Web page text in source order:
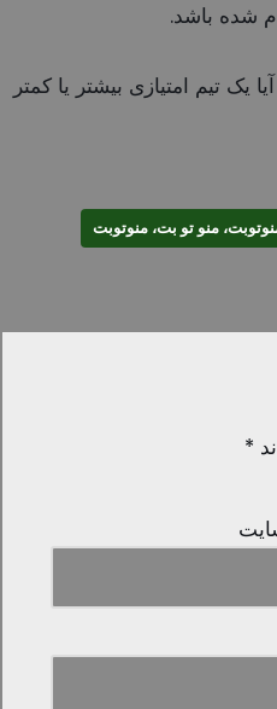
شده باشد.
یک تیم امتیازی بیشتر یا کمتر
*